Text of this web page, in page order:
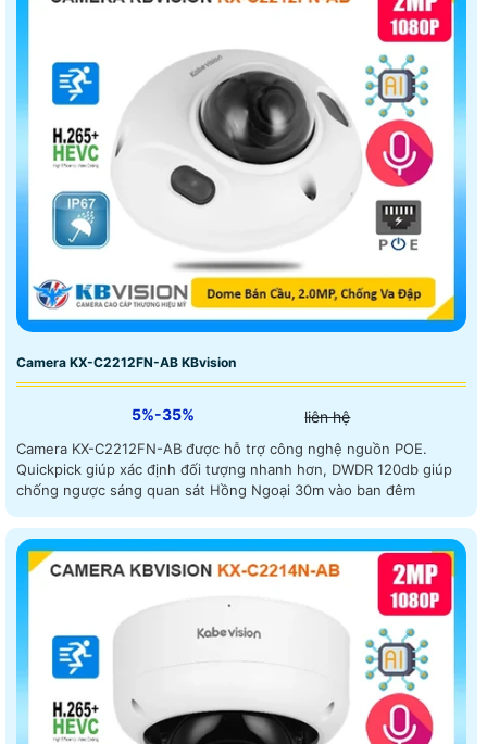
Camera KX-C2212FN-AB KBvision
5%-35% liên hệ
Camera KX-C2212FN-AB được hỗ trợ công nghệ nguồn POE.
Quickpick giúp xác định đối tượng nhanh hơn, DWDR 120db giúp
chống ngược sáng quan sát Hồng Ngoại 30m vào ban đêm